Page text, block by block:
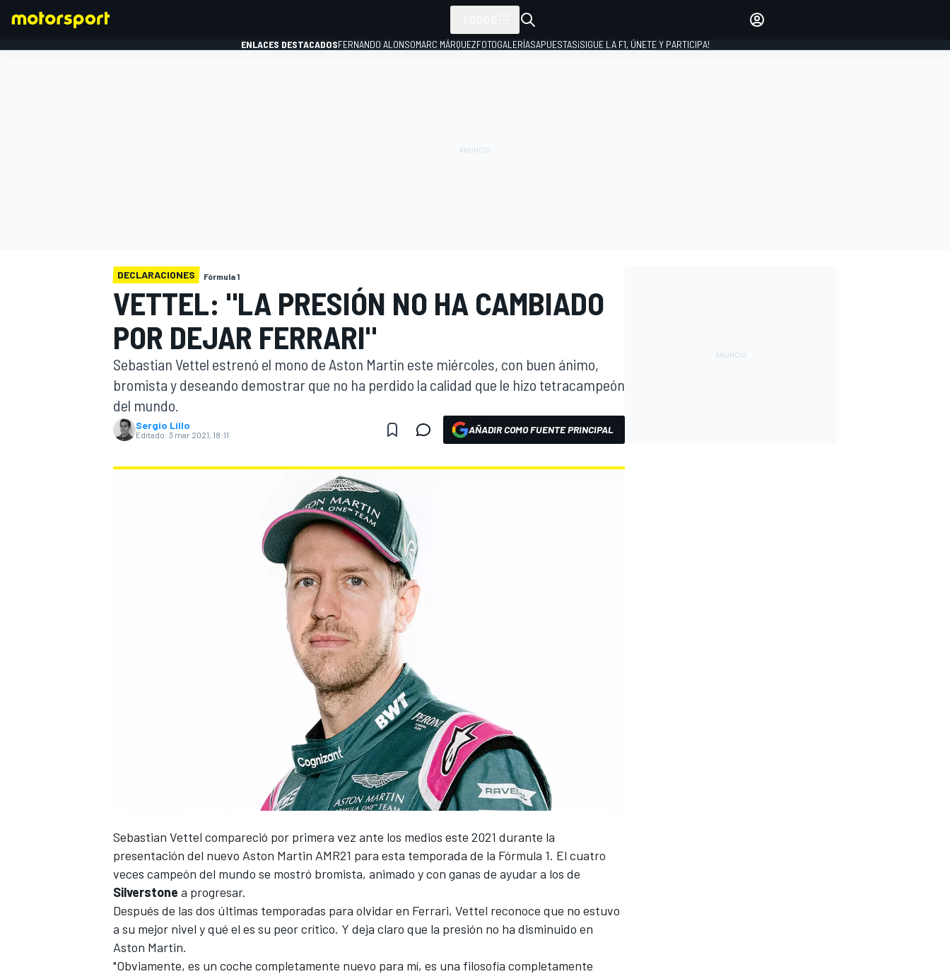
FÓRMULA E
ENLACES DESTACADOSFERNANDO ALONSOMARC MÁRQUEZFOTOGALERÍASAPUESTAS¡SIGUE LA F1, ÚNETE Y PARTICIPA!
DECLARACIONES Fórmula 1
VETTEL: "LA PRESIÓN NO HA CAMBIADO
POR DEJAR FERRARI"
Sebastian Vettel estrenó el mono de Aston Martin este miércoles, con buen ánimo,
bromista y deseando demostrar que no ha perdido la calidad que le hizo tetracampeón
del mundo.
Sergio Lillo
Editado: 3 mar 2021, 18:11 AÑADIR COMO FUENTE PRINCIPAL
Sebastian Vettel compareció por primera vez ante los medios este 2021 durante la
presentación del nuevo Aston Martin AMR21 para esta temporada de la Fórmula 1. El cuatro
veces campeón del mundo se mostró bromista, animado y con ganas de ayudar a los de
Silverstone a progresar.
Después de las dos últimas temporadas para olvidar en Ferrari, Vettel reconoce que no estuvo
a su mejor nivel y qué el es su peor crítico. Y deja claro que la presión no ha disminuido en
Aston Martin.
"Obviamente, es un coche completamente nuevo para mí, es una filosofía completamente